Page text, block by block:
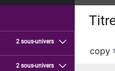
2 sous-univers
2 sous-univers
copy